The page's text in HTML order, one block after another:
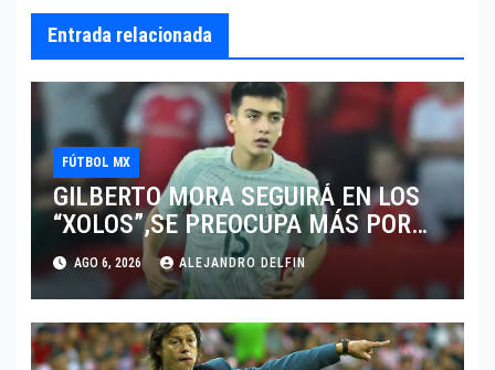
Entrada relacionada
FÚTBOL MX
GILBERTO MORA SEGUIRÁ EN LOS
“XOLOS”,SE PREOCUPA MÁS POR
JUGAR EN SU EQUIPO.
AGO 6, 2026 ALEJANDRO DELFIN